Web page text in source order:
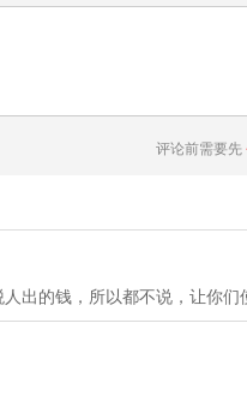
评论前需要先
出的钱，所以都不说，让你们